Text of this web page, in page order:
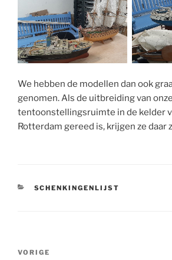
We hebben de modellen dan ook
genomen. Als de uitbreiding van onze
tentoonstellingsruimte in de kelder
Rotterdam gereed is, krijgen ze daar
CATEGORIEËN
SCHENKINGENLIJST
Bericht
Vorig
VORIGE